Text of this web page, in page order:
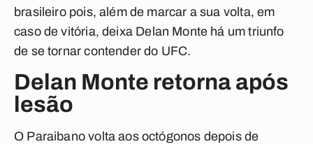
brasileiro pois, além de marcar a sua volta, em
caso de vitória, deixa Delan Monte há um triunfo
de se tornar contender do UFC.
Delan Monte retorna após
lesão
O Paraibano volta aos octógonos depois de